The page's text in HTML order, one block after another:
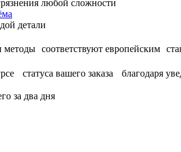
любой сложности
детали
методы соответствуют европейским
статуса вашего заказа благодаря
за два дня